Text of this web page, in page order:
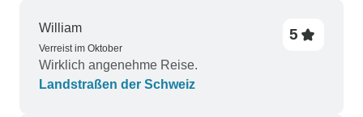
William
Verreist im Oktober
5
Wirklich angenehme Reise.
Landstraßen der Schweiz